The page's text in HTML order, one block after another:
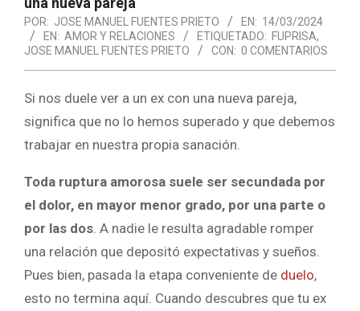
POR: JOSE MANUEL FUENTES PRIETO EN: 14/03/2024
EN: AMOR Y RELACIONES ETIQUETADO: FUPRISA,
JOSE MANUEL FUENTES PRIETO
CON: 0 COMENTARIOS
Si nos duele ver a un ex con una nueva pareja,
significa que no lo hemos superado y que debemos
trabajar en nuestra propia sanación.
Toda ruptura amorosa suele ser secundada por
el dolor, en mayor menor grado, por una parte o
por las dos . A nadie le resulta agradable romper
una relación que depositó expectativas y sueños.
Pues bien, pasada la etapa conveniente de duelo,
esto no termina aquí. Cuando descubres que tu ex